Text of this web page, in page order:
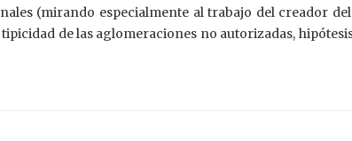
(mirando especialmente al trabajo del creador
de las aglomeraciones no autorizadas,